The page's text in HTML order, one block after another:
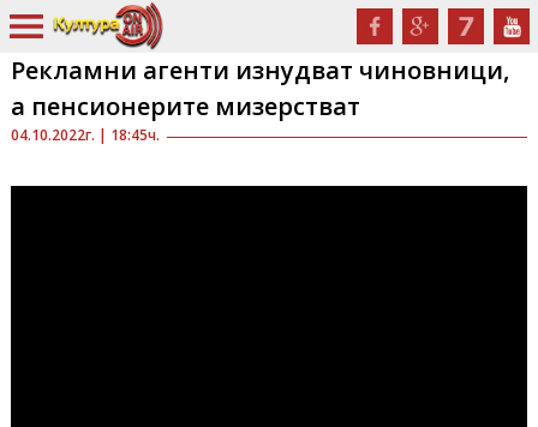
04.10.2022г. | 18:45ч.
Рекламни агенти изнудват чиновници,
а пенсионерите мизерстват